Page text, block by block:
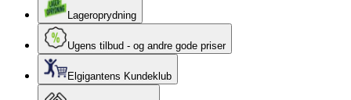
Lageroprydning
Ugens tilbud - og andre gode priser
Elgigantens Kundeklub